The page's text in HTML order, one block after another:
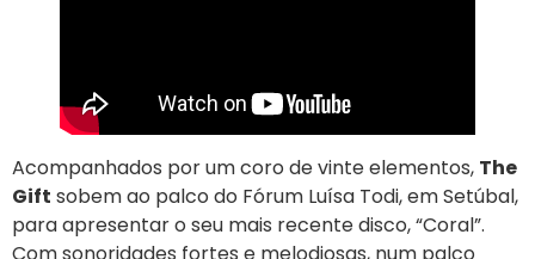
Acompanhados por um coro de vinte elementos, The
Gift sobem ao palco do Fórum Luísa Todi, em Setúbal,
para apresentar o seu mais recente disco, “Coral”.
Com sonoridades fortes e melodiosas, num palco